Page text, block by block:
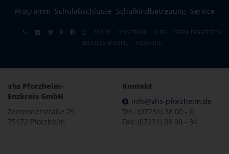
Programm Schulabschlüsse Schulkindbetreuung Service
SUCHE VHS-TEAM JOBS
ÖFFNUNGSZEITEN
BENUTZERPROFIL
WIDERRUF
vhs Pforzheim-
Enzkreis GmbH
Zerrennerstraße 29
75172 Pforzheim
Kontakt
info@vhs-pforzheim.de
Tel.: (07231) 38 00 - 0
Fax: (07231) 38 00 - 34